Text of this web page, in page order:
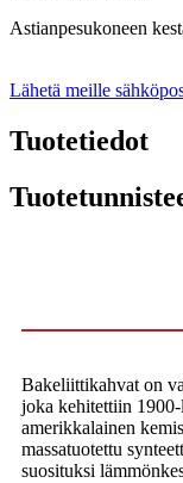
Astianpesukoneen
Lähetä meille
Tuotetiedot
Bakeliittikahvat on
joka kehitettiin
amerikkalainen
massatuotettu
suosituksi